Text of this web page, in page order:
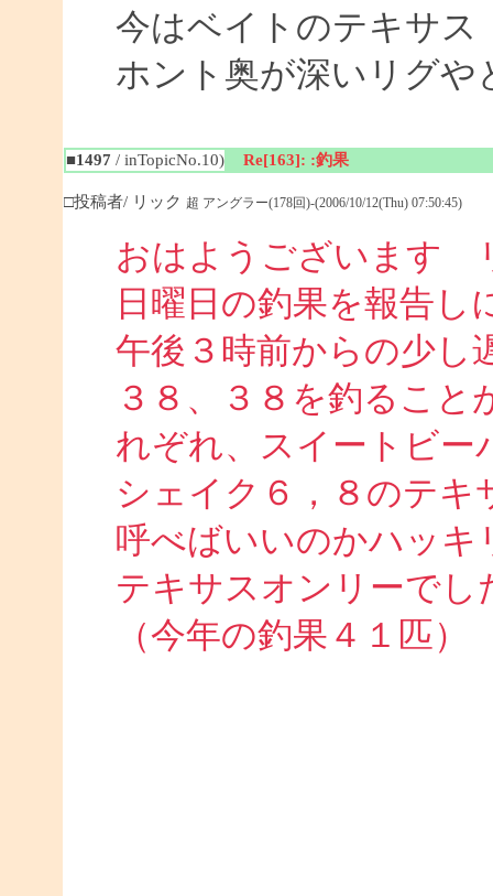
今はベイトのテキサス
ホント奥が深いリグや
■1497 / inTopicNo.10) Re[163]: :釣果
□投稿者/ リック 超 アングラー(178回)-(2006/10/12(Thu) 07:50:45)
おはようございます
日曜日の釣果を報告し
午後３時前からの少し
３８、３８を釣るこ
れぞれ、スイートビー
シェイク６，８のテキ
呼べばいいのかハッキ
テキサスオンリーで
（今年の釣果４１匹）